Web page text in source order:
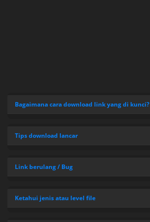
Bagaimana cara download link yang di kunci?
Tips download lancar
Link berulang / Bug
Ketahui jenis atau level file